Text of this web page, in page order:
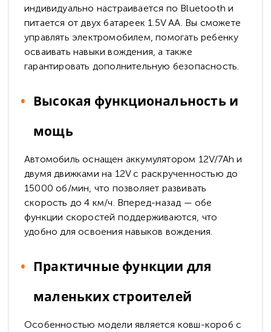
индивидуально настраивается по Bluetooth и
питается от двух батареек 1.5V AA. Вы сможете
управлять электромобилем, помогать ребенку
осваивать навыки вождения, а также
гарантировать дополнительную безопасность.
Высокая функциональность и
мощь
Автомобиль оснащен аккумулятором 12V/7Ah и
двумя движками на 12V с раскрученностью до
15000 об/мин, что позволяет развивать
скорость до 4 км/ч. Вперед-назад — обе
функции скоростей поддерживаются, что
удобно для освоения навыков вождения.
Практичные функции для
маленьких строителей
Особенностью модели является ковш-короб с